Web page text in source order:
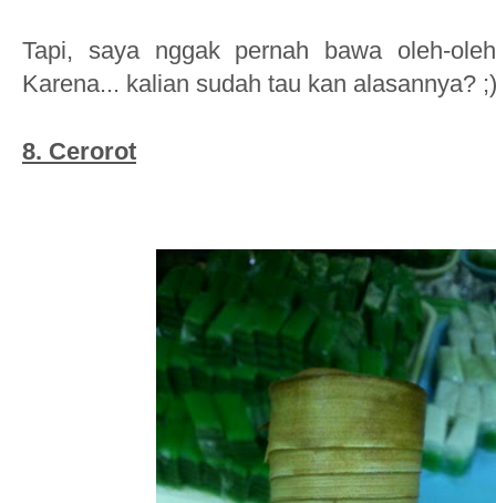
Tapi, saya nggak pernah bawa oleh-
Karena... kalian sudah tau kan alasannya? ;)
8. Cerorot